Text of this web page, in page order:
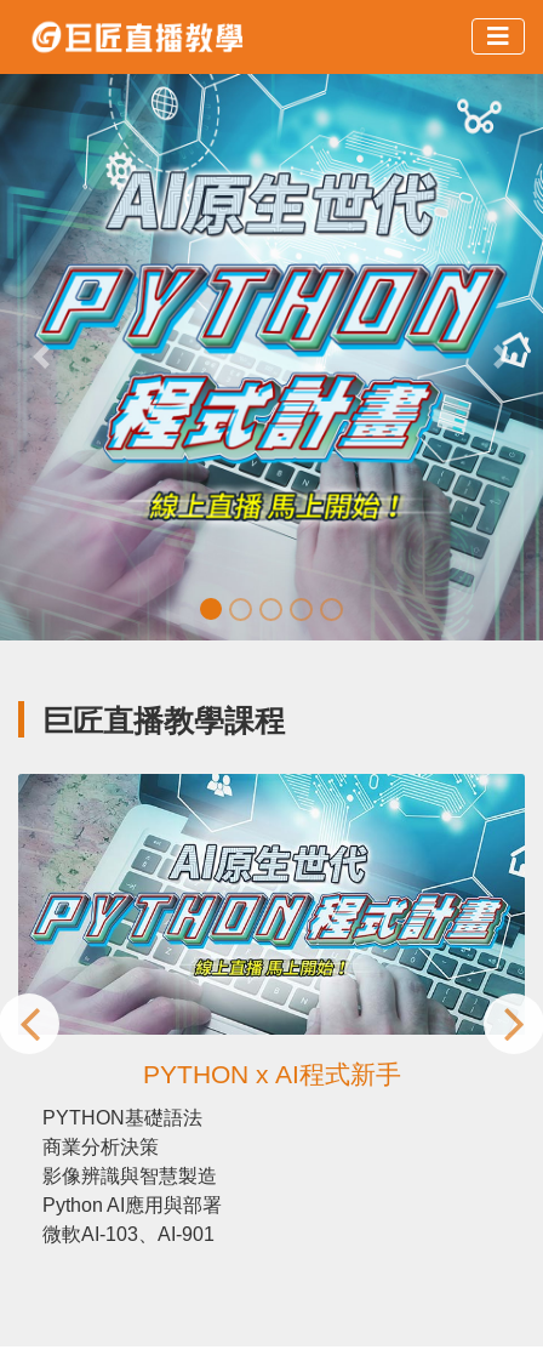
Previous Next
巨匠直播教學課程
PYTHON x AI程式新手
PYTHON基礎語法
商業分析決策
影像辨識與智慧製造
Python AI應用與部署
微軟AI-103、AI-901